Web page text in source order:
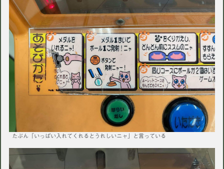
たぶん「いっぱい入れてくれるとうれしいニャ」と言っている